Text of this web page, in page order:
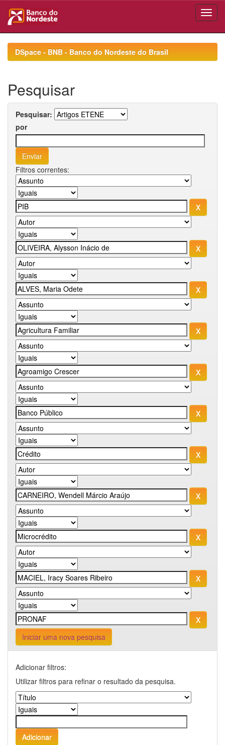
navigationDSpace - BNB - Banco do Nordeste do Brasil
Pesquisar
Pesquisar:
por
Filtros correntes:
Iniciar uma nova pesquisa
Adicionar filtros:
Utilizar filtros para refinar o resultado da pesquisa.